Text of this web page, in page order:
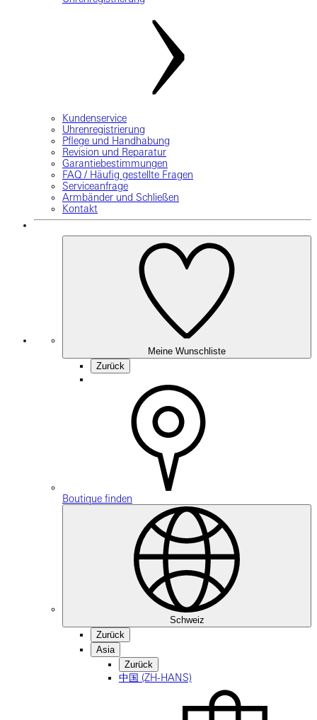
Kundenservice
Uhrenregistrierung
Pflege und Handhabung
Revision und Reparatur
Garantiebestimmungen
FAQ / Häufig gestellte Fragen
Serviceanfrage
Armbänder und Schließen
Kontakt
Meine Wunschliste
Zurück
Boutique finden
Schweiz
Zurück
Asia
Zurück
中国 (ZH-HANS)